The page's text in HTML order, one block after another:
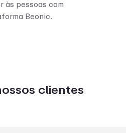
às pessoas com
Beonic.
clientes